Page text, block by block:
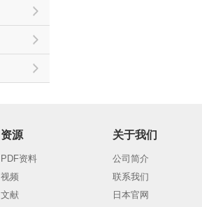
资源
PDF资料
视频
文献
关于我们
公司简介
联系我们
日本官网